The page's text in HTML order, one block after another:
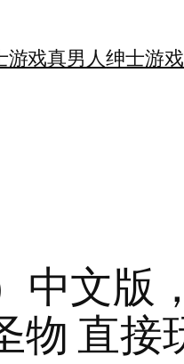
游戏真男人绅士游
文版
物 直接